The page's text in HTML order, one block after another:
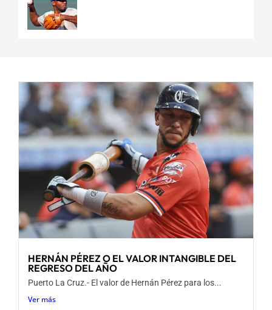
HERNÁN PÉREZ O EL VALOR INTANGIBLE DEL
REGRESO DEL AÑO
Puerto La Cruz.- El valor de Hernán Pérez para los...
Ver más